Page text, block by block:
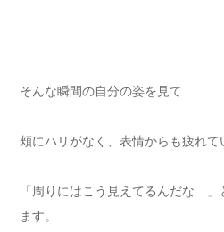
そんな瞬間の自分の姿を見て
頬にハリがなく、表情からも疲れて
「周りにはこう見えてるんだな…
ます。